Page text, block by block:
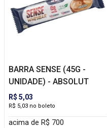
BARRA SENSE (45G -
UNIDADE) - ABSOLUT
R$ 5,03
R$ 5,03 no boleto
acima de R$ 700